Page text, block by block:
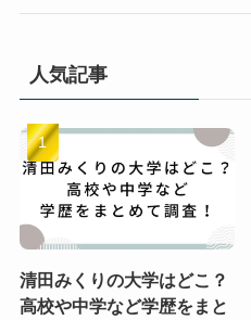
人気記事
清田みくりの大学はどこ？
高校や中学など学歴をまと